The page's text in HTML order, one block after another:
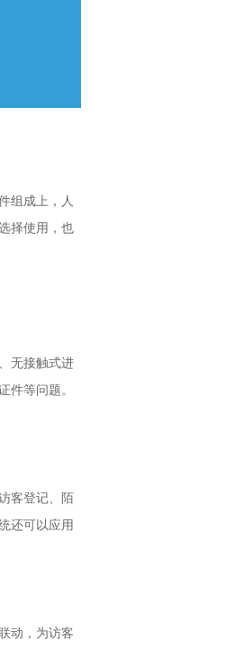
组成上，人
择使用，也
无接触式进
件等问题。
客登记、陌
还可以应用
动，为访客